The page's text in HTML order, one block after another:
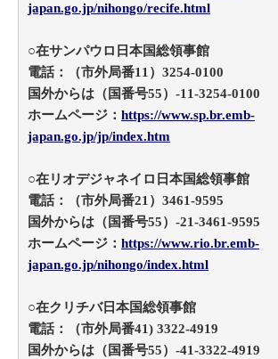
japan.go.jp/nihongo/recife.html
○在サンパウロ日本国総領事館
電話：（市外局番11）3254-0100
国外からは（国番号55）-11-3254-0100
ホームページ： https://www.sp.br.emb-
japan.go.jp/jp/index.htm
○在リオデジャネイロ日本国総領事館
電話：（市外局番21）3461-9595
国外からは（国番号55）-21-3461-9595
ホームページ： https://www.rio.br.emb-
japan.go.jp/nihongo/index.html
○在クリチバ日本国総領事館
電話：（市外局番41) 3322-4919
国外からは（国番号55）-41-3322-4919